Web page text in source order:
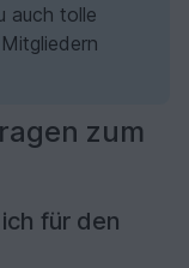
auch tolle
zum
für den